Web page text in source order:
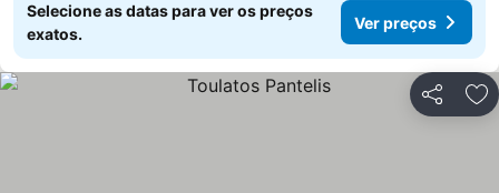
Selecione as datas para ver os preços
exatos.
Ver preços
Partilhar